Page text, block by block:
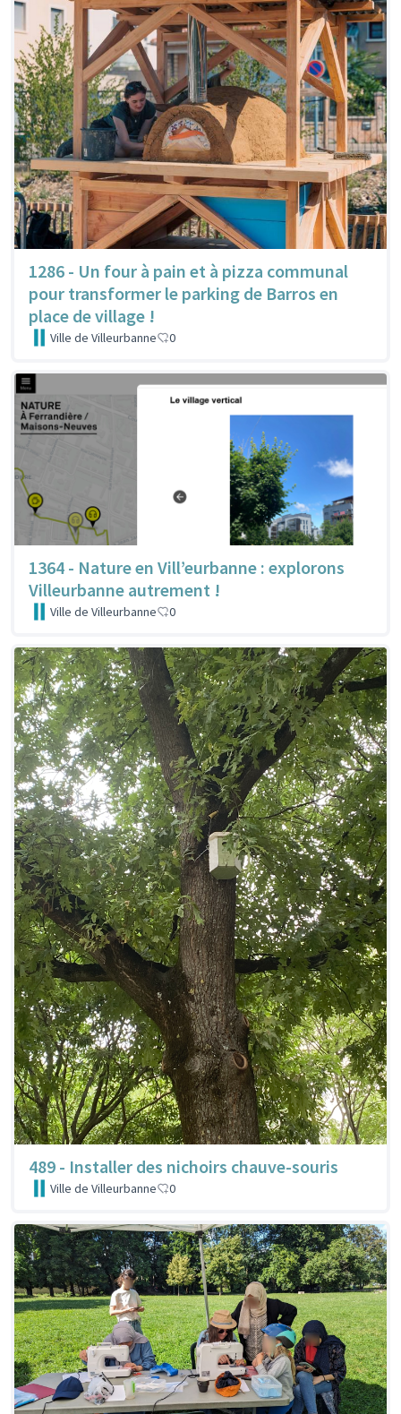
1286 - Un four à pain et à pizza communal
pour transformer le parking de Barros en
place de village !
Ville de Villeurbanne 0
1364 - Nature en Vill’eurbanne : explorons
Villeurbanne autrement !
Ville de Villeurbanne 0
489 - Installer des nichoirs chauve-souris
Ville de Villeurbanne 0